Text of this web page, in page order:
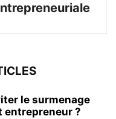
le surmenage
entrepreneur ?